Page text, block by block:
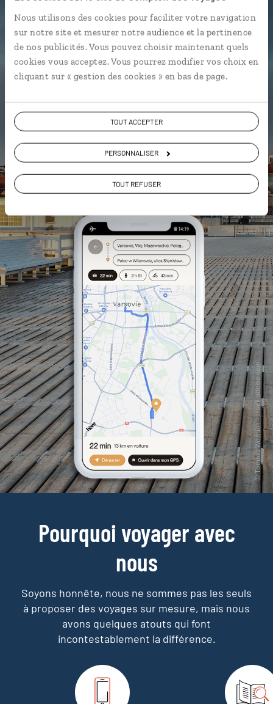
Nous utilisons des cookies pour faciliter votre navigation
sur notre site et mesurer notre audience et la pertinence
de nos publicités. Vous pouvez choisir maintenant quels
cookies vous acceptez. Vous pourrez modifier vos choix en
cliquant sur « gestion des cookies » en bas de page.
TOUT ACCEPTER
PERSONNALISER
TOUT REFUSER
L’itinéraire vers votre hôtel en 1
clic
Notre sélection de barsmlecznyà
Cracovie et Varsovie
vous-même
Pourquoi voyager avec
nous
Soyons honnête, nous ne sommes pas les seuls
à proposer des voyages sur mesure, mais nous
avons quelques atouts qui font
incontestablement la différence.